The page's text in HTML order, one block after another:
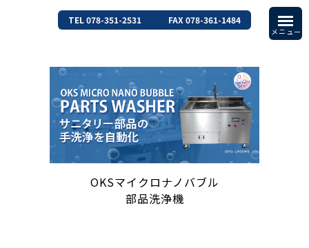
TEL 078-351-2531 FAX 078-361-1484
OKSマイクロナノバブル
部品洗浄機